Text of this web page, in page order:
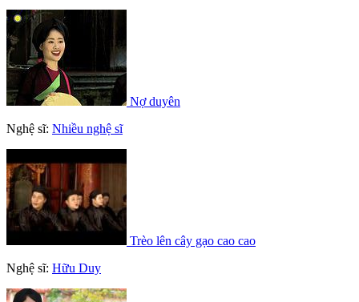
Nợ duyên
Nghệ sĩ: Nhiều nghệ sĩ
Trèo lên cây gạo cao cao
Nghệ sĩ: Hữu Duy